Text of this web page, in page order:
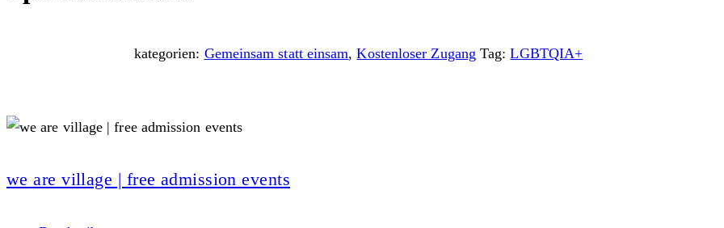
kategorien: Gemeinsam statt einsam,Kostenloser Zugang Tag: LGBTQIA+
we are village | free admission events